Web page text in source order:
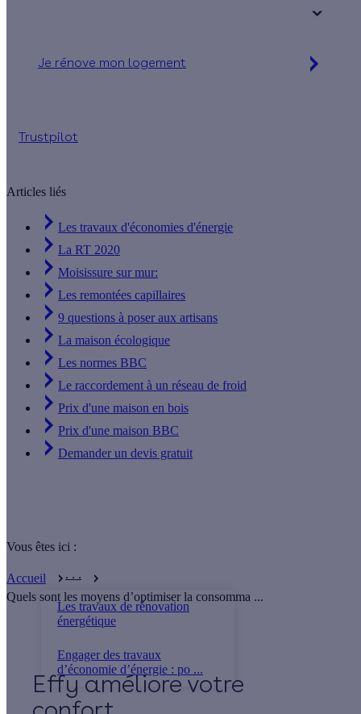
Je rénove mon logement
Trustpilot
Articles liés
Les travaux d'économies d'énergie
La RT 2020
Moisissure sur mur:
Les remontées capillaires
9 questions à poser aux artisans
La maison écologique
Les normes BBC
Le raccordement à un réseau de froid
Prix d'une maison en bois
Prix d'une maison BBC
Demander un devis gratuit
Vous êtes ici :
Accueil . . .
Les travaux de rénovation
énergétique
Engager des travaux
d’économie d’énergie : po ...
Quels sont les moyens d’optimiser la consomma ...
Effy